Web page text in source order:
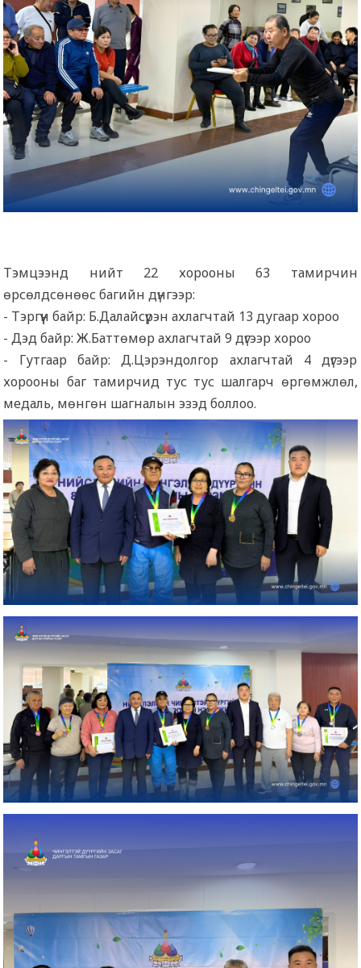
Тэмцээнд нийт 22 хорооны 63 тамирчин
өрсөлдсөнөөс багийн дүнгээр:
- Тэргүүн байр: Б.Далайсүрэн ахлагчтай 13 дугаар хороо
- Дэд байр: Ж.Баттөмөр ахлагчтай 9 дүгээр хороо
- Гутгаар байр: Д.Цэрэндолгор ахлагчтай 4 дүгээр
хорооны баг тамирчид тус тус шалгарч өргөмжлөл,
медаль, мөнгөн шагналын эзэд боллоо.